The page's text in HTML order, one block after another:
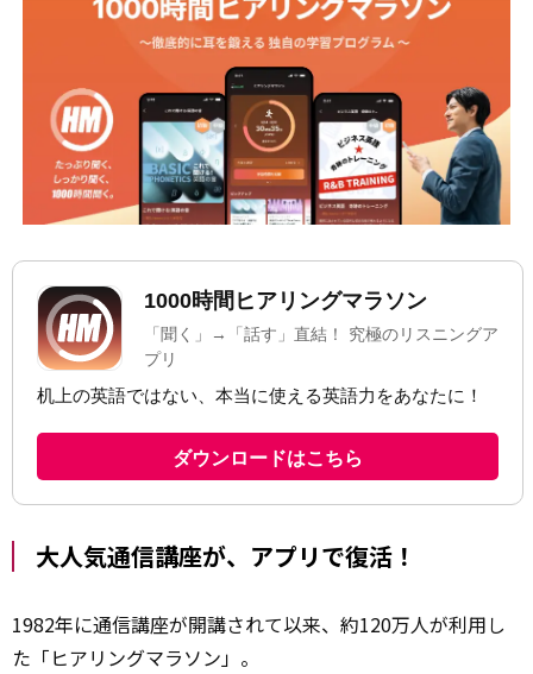
大人気通信講座が、アプリで復活！
1982年に通信講座が開講されて以来、約120万人が利用し
た「ヒアリングマラソン」。